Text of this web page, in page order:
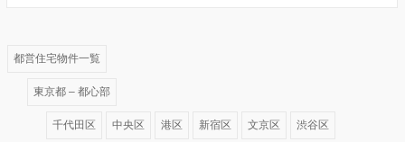
都営住宅物件一覧
東京都 – 都心部
千代田区 中央区 港区 新宿区 文京区 渋谷区